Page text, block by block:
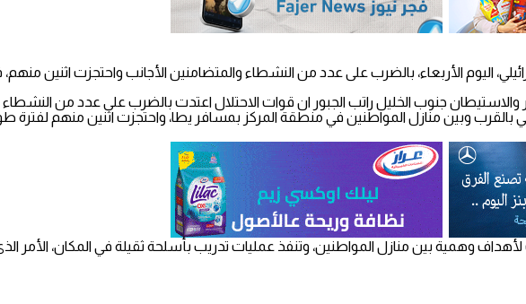
اليوم الأربعاء، بالضرب على عدد من النشطاء والمتضامنين الأجانب واحتجزت اثنين
جنوب الخليل راتب الجبور ان قوات الاحتلال اعتدت بالضرب على عدد من النشطاء
بالقرب وبين منازل المواطنين في منطقة المركز بمسافر يطا، واحتجزت اثنين منهم لفترة
وهمية بين منازل المواطنين، وتنفذ عمليات تدريب بأسلحة ثقيلة في المكان، الأمر الذي